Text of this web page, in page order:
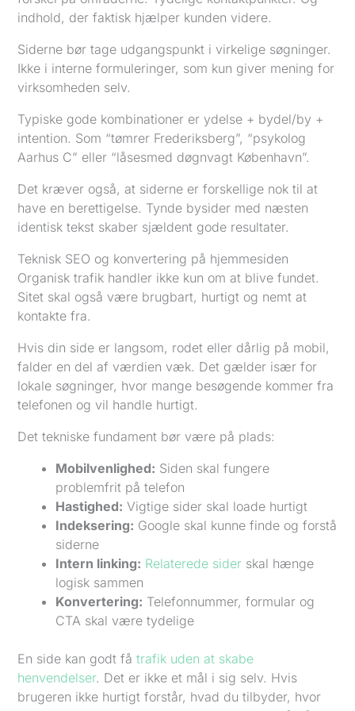
indhold, der faktisk hjælper kunden videre.
Siderne bør tage udgangspunkt i virkelige søgninger.
Ikke i interne formuleringer, som kun giver mening for
virksomheden selv.
Typiske gode kombinationer er ydelse + bydel/by +
intention. Som “tømrer Frederiksberg”, “psykolog
Aarhus C” eller “låsesmed døgnvagt København”.
Det kræver også, at siderne er forskellige nok til at
have en berettigelse. Tynde bysider med næsten
identisk tekst skaber sjældent gode resultater.
Teknisk SEO og konvertering på hjemmesiden
Organisk trafik handler ikke kun om at blive fundet.
Sitet skal også være brugbart, hurtigt og nemt at
kontakte fra.
Hvis din side er langsom, rodet eller dårlig på mobil,
falder en del af værdien væk. Det gælder især for
lokale søgninger, hvor mange besøgende kommer fra
telefonen og vil handle hurtigt.
Det tekniske fundament bør være på plads:
Mobilvenlighed: Siden skal fungere
problemfrit på telefon
Hastighed: Vigtige sider skal loade hurtigt
Indeksering: Google skal kunne finde og forstå
siderne
Intern linking: Relaterede sider skal hænge
logisk sammen
Konvertering: Telefonnummer, formular og
CTA skal være tydelige
En side kan godt fåtrafik uden at skabe
henvendelser. Det er ikke et mål i sig selv. Hvis
brugeren ikke hurtigt forstår, hvad du tilbyder, hvor